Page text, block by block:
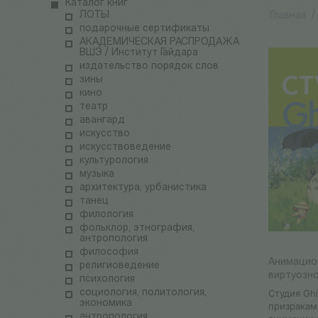
Каталог книг
ЛОТЫ
подарочные сертификаты
АКАДЕМИЧЕСКАЯ РАСПРОДАЖА
ВШЭ / Институт Гайдара
издательство порядок слов
зины
кино
театр
авангард
искусство
искусствоведение
культурология
музыка
архитектура, урбанистика
танец
филология
фольклор, этнография,
антропология
философия
религиоведение
психология
социология, политология,
экономика
Студия